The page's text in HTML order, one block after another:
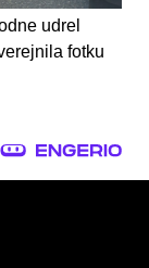
udrel
fotku